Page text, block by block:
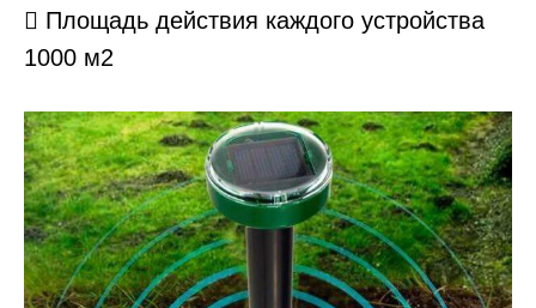
 Площадь действия каждого устройства
1000 м2